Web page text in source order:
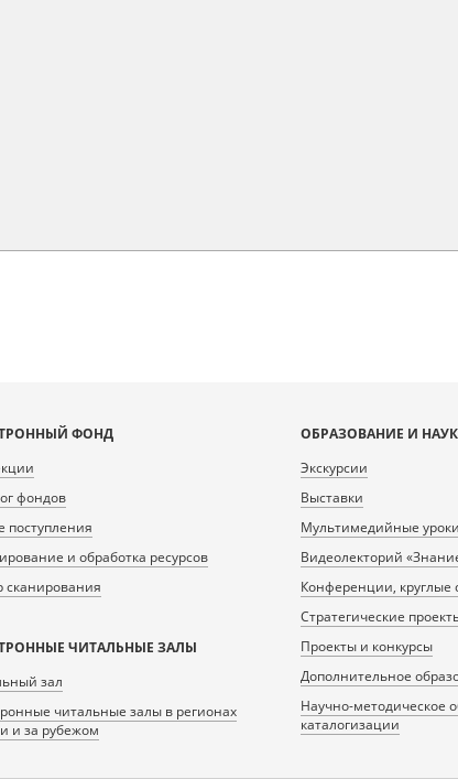
ФОНД
фондов
поступления
и обработка ресурсов
сканирования
ЧИТАЛЬНЫЕ ЗАЛЫ
зал
читальные залы в регионах
и за рубежом
ОБРАЗОВАНИЕ И
Экскурсии
Выставки
Мультимедийные уроки
Видеолекторий
Конференции, круглые
Стратегические
Проекты и конкурсы
Дополнительное
Научно-методическое
каталогизации